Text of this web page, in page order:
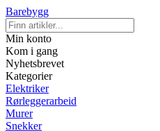
Barebygg
Min konto
Kom i gang
Nyhetsbrevet
Kategorier
Elektriker
Rørleggerarbeid
Murer
Snekker